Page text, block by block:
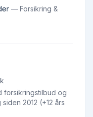
— Forsikring &
forsikringstilbud og
2012 (+12 års